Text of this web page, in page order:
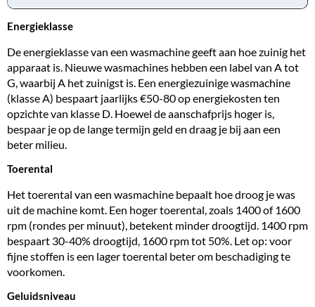
Energieklasse
De energieklasse van een wasmachine geeft aan hoe zuinig het
apparaat is. Nieuwe wasmachines hebben een label van A tot
G, waarbij A het zuinigst is. Een energiezuinige wasmachine
(klasse A) bespaart jaarlijks €50-80 op energiekosten ten
opzichte van klasse D. Hoewel de aanschafprijs hoger is,
bespaar je op de lange termijn geld en draag je bij aan een
beter milieu.
Toerental
Het toerental van een wasmachine bepaalt hoe droog je was
uit de machine komt. Een hoger toerental, zoals 1400 of 1600
rpm (rondes per minuut), betekent minder droogtijd. 1400 rpm
bespaart 30-40% droogtijd, 1600 rpm tot 50%. Let op: voor
fijne stoffen is een lager toerental beter om beschadiging te
voorkomen.
Geluidsniveau